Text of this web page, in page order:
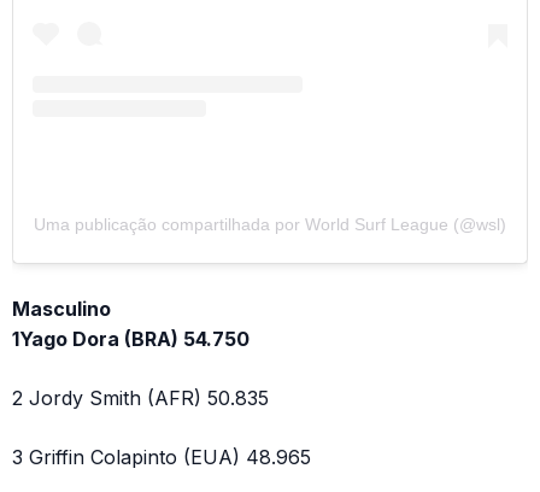
Uma publicação compartilhada por World Surf League (@wsl)
Masculino
1Yago Dora (BRA) 54.750
2 Jordy Smith (AFR) 50.835
3 Griffin Colapinto (EUA) 48.965